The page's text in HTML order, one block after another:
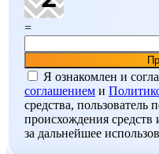
=
Я ознакомлен и
соглашением и
средства, пользователь
происхождения средств
за дальнейшее